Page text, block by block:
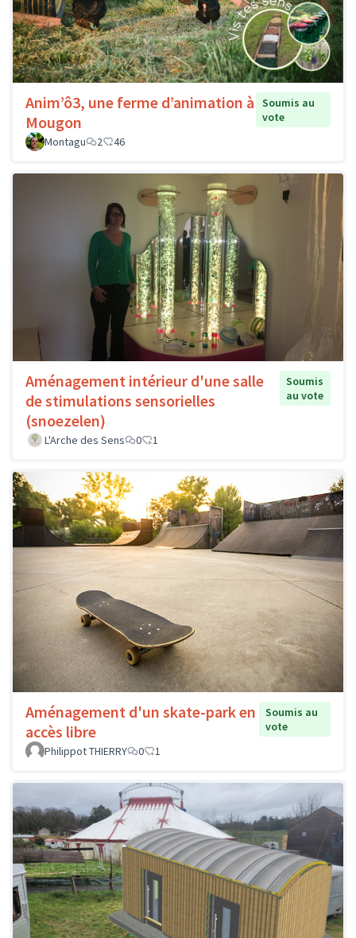
Anim’ô3, une ferme d’animation à
Mougon
Soumis au
vote
Montagu
2 46
Aménagement intérieur d'une salle
de stimulations sensorielles
(snoezelen)
Soumis
au vote
L'Arche des Sens 0 1
Aménagement d'un skate-park en
accès libre
Soumis au
vote
Philippot THIERRY
0 1